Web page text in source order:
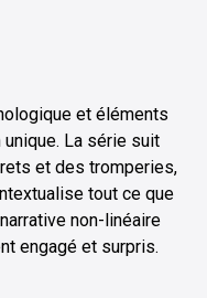
et éléments
unique. La série suit
et des tromperies,
tout ce que
non-linéaire
engagé et surpris.